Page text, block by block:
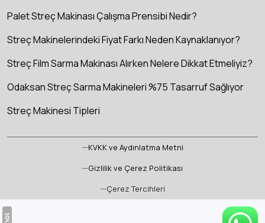
Palet Streç Makinası Çalışma Prensibi Nedir?
Streç Makinelerindeki Fiyat Farkı Neden Kaynaklanıyor?
Streç Film Sarma Makinası Alırken Nelere Dikkat Etmeliyiz?
Odaksan Streç Sarma Makineleri %75 Tasarruf Sağlıyor
Streç Makinesi Tipleri
KVKK ve Aydınlatma Metni
Gizlilik ve Çerez Politikası
Çerez Tercihleri